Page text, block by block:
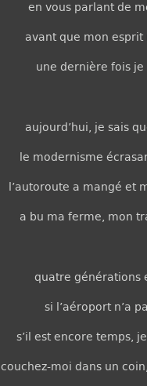
en vous parlant de
avant que mon esprit
une dernière fois je
aujourd’hui, je sais
le modernisme
l’autoroute a mangé et
a bu ma ferme, mon
quatre générations
si l’aéroport n’a
s’il est encore temps,
couchez-moi dans un